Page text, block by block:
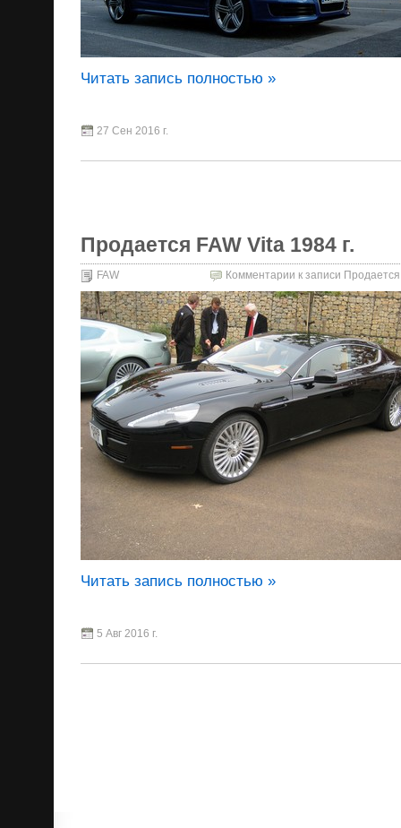
Читать запись полностью »
27 Сен 2016 г.
Продается FAW Vita 1984 г.
FAW Комментарии к записи
Читать запись полностью »
5 Авг 2016 г.